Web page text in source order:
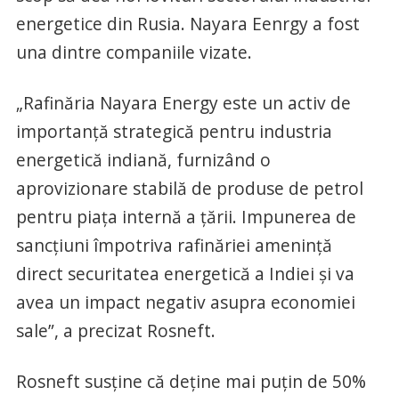
energetice din Rusia. Nayara Eenrgy a fost
una dintre companiile vizate.
„Rafinăria Nayara Energy este un activ de
importanţă strategică pentru industria
energetică indiană, furnizând o
aprovizionare stabilă de produse de petrol
pentru piaţa internă a ţării. Impunerea de
sancţiuni împotriva rafinăriei ameninţă
direct securitatea energetică a Indiei şi va
avea un impact negativ asupra economiei
sale”, a precizat Rosneft.
Rosneft susţine că deţine mai puţin de 50%